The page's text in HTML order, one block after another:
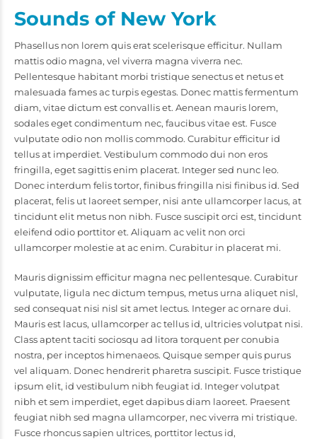
Sounds of New York
Phasellus non lorem quis erat scelerisque efficitur. Nullam
mattis odio magna, vel viverra magna viverra nec.
Pellentesque habitant morbi tristique senectus et netus et
malesuada fames ac turpis egestas. Donec mattis fermentum
diam, vitae dictum est convallis et. Aenean mauris lorem,
sodales eget condimentum nec, faucibus vitae est. Fusce
vulputate odio non mollis commodo. Curabitur efficitur id
tellus at imperdiet. Vestibulum commodo dui non eros
fringilla, eget sagittis enim placerat. Integer sed nunc leo.
Donec interdum felis tortor, finibus fringilla nisi finibus id. Sed
placerat, felis ut laoreet semper, nisi ante ullamcorper lacus, at
tincidunt elit metus non nibh. Fusce suscipit orci est, tincidunt
eleifend odio porttitor et. Aliquam ac velit non orci
ullamcorper molestie at ac enim. Curabitur in placerat mi.
Mauris dignissim efficitur magna nec pellentesque. Curabitur
vulputate, ligula nec dictum tempus, metus urna aliquet nisl,
sed consequat nisi nisl sit amet lectus. Integer ac ornare dui.
Mauris est lacus, ullamcorper ac tellus id, ultricies volutpat nisi.
Class aptent taciti sociosqu ad litora torquent per conubia
nostra, per inceptos himenaeos. Quisque semper quis purus
vel aliquam. Donec hendrerit pharetra suscipit. Fusce tristique
ipsum elit, id vestibulum nibh feugiat id. Integer volutpat
nibh et sem imperdiet, eget dapibus diam laoreet. Praesent
feugiat nibh sed magna ullamcorper, nec viverra mi tristique.
Fusce rhoncus sapien ultrices, porttitor lectus id,